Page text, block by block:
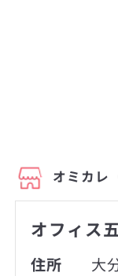
オミカレ
オフィス
住所
大